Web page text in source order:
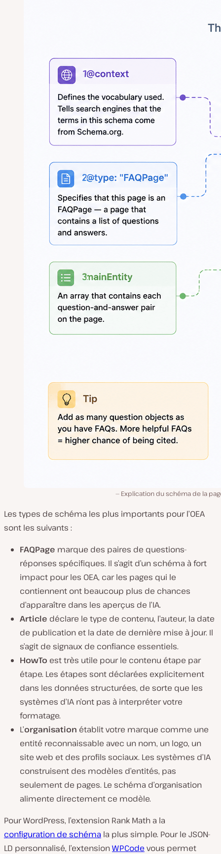
Explication du schéma de la
Les types de schéma les plus importants pour l’OEA
sont les suivants :
FAQPage marque des paires de questions-
réponses spécifiques. Il s’agit d’un schéma à fort
impact pour les OEA, car les pages qui le
contiennent ont beaucoup plus de chances
d’apparaître dans les aperçus de l’IA.
Article déclare le type de contenu, l’auteur, la date
de publication et la date de dernière mise à jour. Il
s’agit de signaux de confiance essentiels.
HowTo est très utile pour le contenu étape par
étape. Les étapes sont déclarées explicitement
dans les données structurées, de sorte que les
systèmes d’IA n’ont pas à interpréter votre
formatage.
L’organisation établit votre marque comme une
entité reconnaissable avec un nom, un logo, un
site web et des profils sociaux. Les systèmes d’IA
construisent des modèles d’entités, pas
seulement de pages. Le schéma d’organisation
alimente directement ce modèle.
Pour WordPress, l’extension Rank Math a la
configuration de schéma la plus simple. Pour le JSON-
LD personnalisé, l’extensionWPCode vous permet